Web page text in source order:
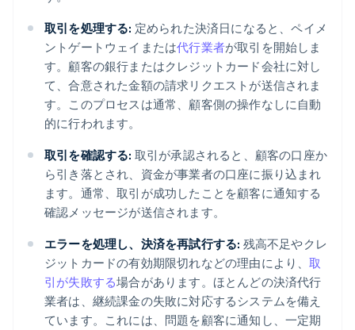
取引を処理する: 定められた決済日になると、ペイメ
ントゲートウェイまたは代行業者が取引を開始しま
す。顧客の銀行またはクレジットカード会社に対し
て、合意された金額の請求リクエストが送信されま
す。このプロセスは通常、顧客側の操作なしに自動
的に行われます。
取引を確認する: 取引が承認されると、顧客の口座か
ら引き落とされ、資金が事業者の口座に振り込まれ
ます。通常、取引が成功したことを顧客に通知する
確認メッセージが送信されます。
エラーを処理し、決済を再試行する: 残高不足やクレ
ジットカードの有効期限切れなどの理由により、取
引が失敗する場合があります。ほとんどの決済代行
業者は、継続課金の失敗に対応するシステムを備え
ています。これには、問題を顧客に通知し、一定期